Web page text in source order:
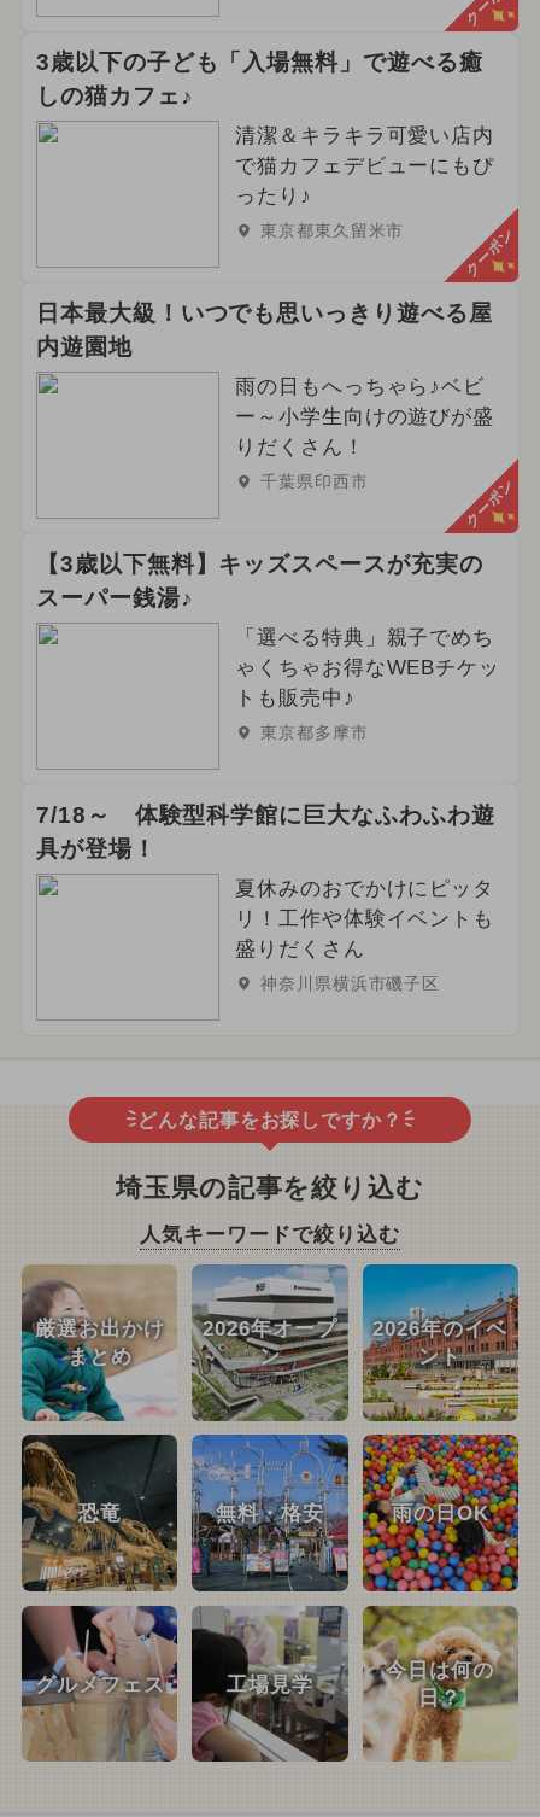
3歳以下の子ども「入場無料」で遊べる癒
しの猫カフェ♪
清潔＆キラキラ可愛い店内
で猫カフェデビューにもぴ
ったり♪
東京都東久留米市 クーポン
日本最大級！いつでも思いっきり遊べる屋
内遊園地
雨の日もへっちゃら♪ベビ
ー～小学生向けの遊びが盛
りだくさん！
千葉県印西市 クーポン
【3歳以下無料】キッズスペースが充実の
スーパー銭湯♪
「選べる特典」親子でめち
ゃくちゃお得なWEBチケッ
トも販売中♪
東京都多摩市
7/18～ 体験型科学館に巨大なふわふわ遊
具が登場！
夏休みのおでかけにピッタ
リ！工作や体験イベントも
盛りだくさん
神奈川県横浜市磯子区
どんな記事をお探しですか？
埼玉県の記事を絞り込む
人気キーワードで絞り込む
厳選お出かけ
まとめ
2026年オープ
ン
2026年のイベ
ント
恐竜 無料・格安 雨の日OK
グルメフェス 工場見学
今日は何の
日？